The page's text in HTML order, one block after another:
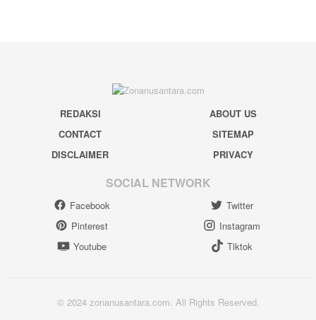
REDAKSI
ABOUT US
CONTACT
SITEMAP
DISCLAIMER
PRIVACY
SOCIAL NETWORK
Facebook
Twitter
Pinterest
Instagram
Youtube
Tiktok
© 2024 zonanusantara.com. All Rights Reserved.